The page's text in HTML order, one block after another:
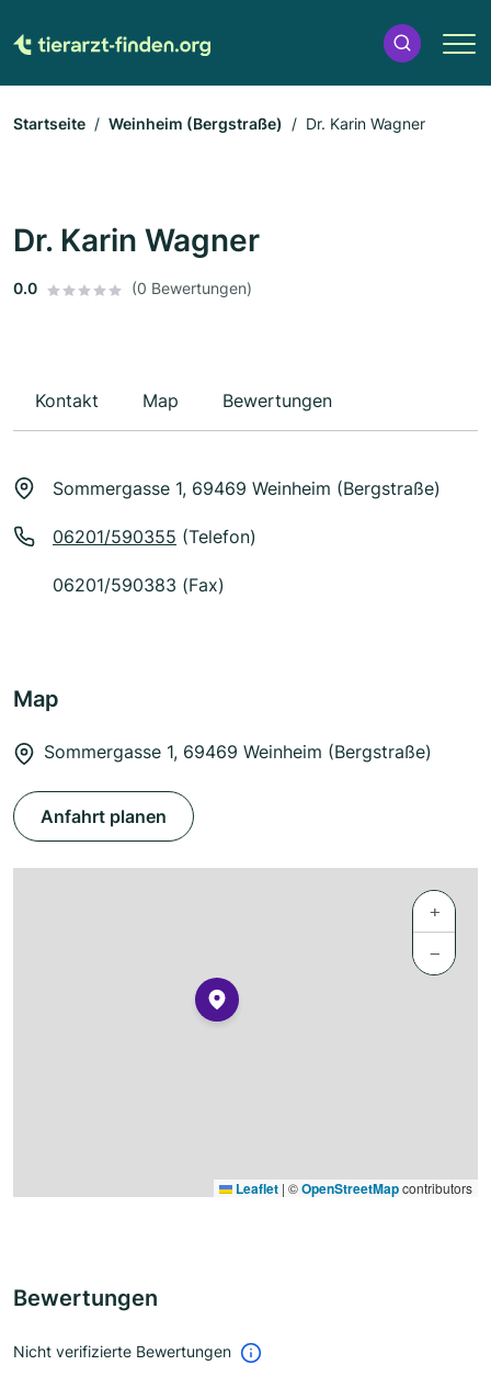
Startseite Weinheim (Bergstraße) Dr. Karin Wagner
Dr. Karin Wagner
0.0 (0 Bewertungen)
Kontakt Map Bewertungen
Sommergasse 1, 69469 Weinheim (Bergstraße)
06201/590355 (Telefon)
06201/590383 (Fax)
Map
Sommergasse 1, 69469 Weinheim (Bergstraße)
Anfahrt planen
+
−
Leaflet | ©OpenStreetMapcontributors
Bewertungen
Nicht verifizierte Bewertungen